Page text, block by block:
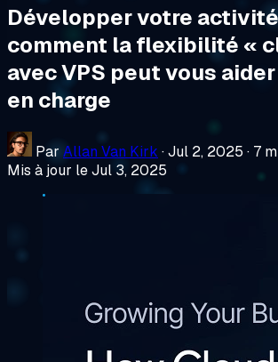
Développer votre
comment la flexibilité «
avec VPS peut vous
en charge
Par Allan Van Kirk ·Jul 2, 2025 · 7
Mis à jour le Jul 3, 2025